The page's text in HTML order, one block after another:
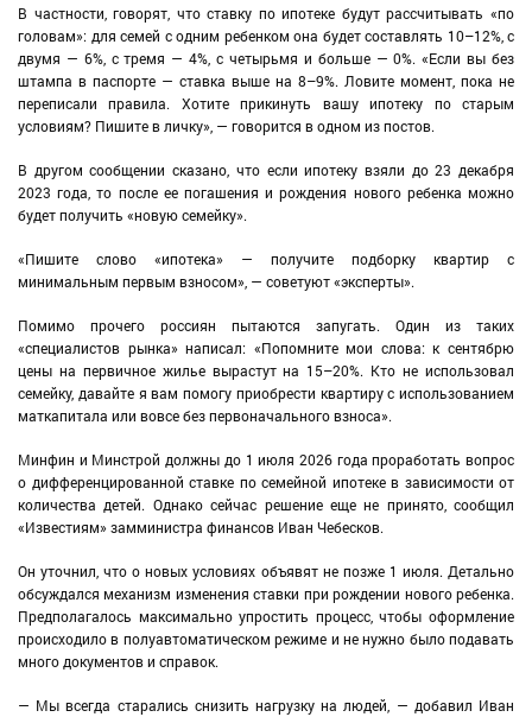
В частности, говорят, что ставку по ипотеке будут рассчитывать «по
головам»: для семей с одним ребенком она будет составлять 10–12%, с
двумя — 6%, с тремя — 4%, с четырьмя и больше — 0%. «Если вы без
штампа в паспорте — ставка выше на 8–9%. Ловите момент, пока не
переписали правила. Хотите прикинуть вашу ипотеку по старым
условиям? Пишите в личку», — говорится в одном из постов.
В другом сообщении сказано, что если ипотеку взяли до 23 декабря
2023 года, то после ее погашения и рождения нового ребенка можно
будет получить «новую семейку».
«Пишите слово «ипотека» — получите подборку квартир с
минимальным первым взносом», — советуют «эксперты».
Помимо прочего россиян пытаются запугать. Один из таких
«специалистов рынка» написал: «Попомните мои слова: к сентябрю
цены на первичное жилье вырастут на 15–20%. Кто не использовал
семейку, давайте я вам помогу приобрести квартиру с использованием
маткапитала или вовсе без первоначального взноса».
Минфин и Минстрой должны до 1 июля 2026 года проработать вопрос
о дифференцированной ставке по семейной ипотеке в зависимости от
количества детей. Однако сейчас решение еще не принято, сообщил
«Известиям» замминистра финансов Иван Чебесков.
Он уточнил, что о новых условиях объявят не позже 1 июля. Детально
обсуждался механизм изменения ставки при рождении нового ребенка.
Предполагалось максимально упростить процесс, чтобы оформление
происходило в полуавтоматическом режиме и не нужно было подавать
много документов и справок.
— Мы всегда старались снизить нагрузку на людей, — добавил Иван